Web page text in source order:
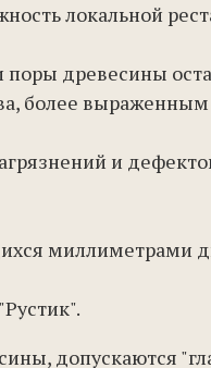
локальной
поры древесины
более выраженным
и
миллиметрами
допускаются